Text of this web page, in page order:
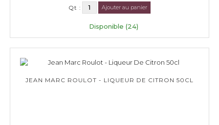
Qt : Ajouter au panier
Disponible (24)
JEAN MARC ROULOT - LIQUEUR DE CITRON 50CL